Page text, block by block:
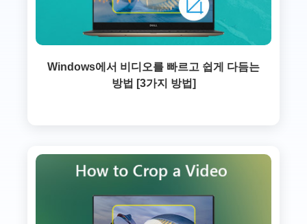
Windows에서 비디오를 빠르고 쉽게 다듬는
방법 [3가지 방법]